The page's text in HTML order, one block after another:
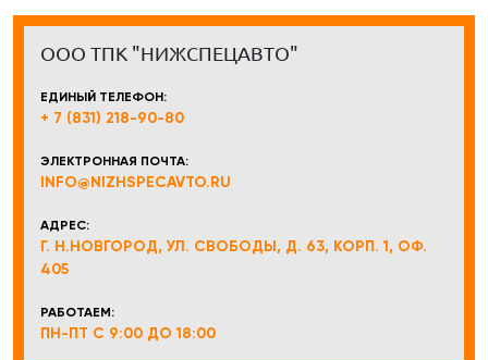
ООО ТПК "НИЖСПЕЦАВТО"
ЕДИНЫЙ ТЕЛЕФОН:
+ 7 (831) 218-90-80
ЭЛЕКТРОННАЯ ПОЧТА:
INFO@NIZHSPECAVTO.RU
АДРЕС:
Г. Н.НОВГОРОД, УЛ. СВОБОДЫ, Д. 63, КОРП. 1, ОФ.
405
РАБОТАЕМ:
ПН-ПТ С 9:00 ДО 18:00